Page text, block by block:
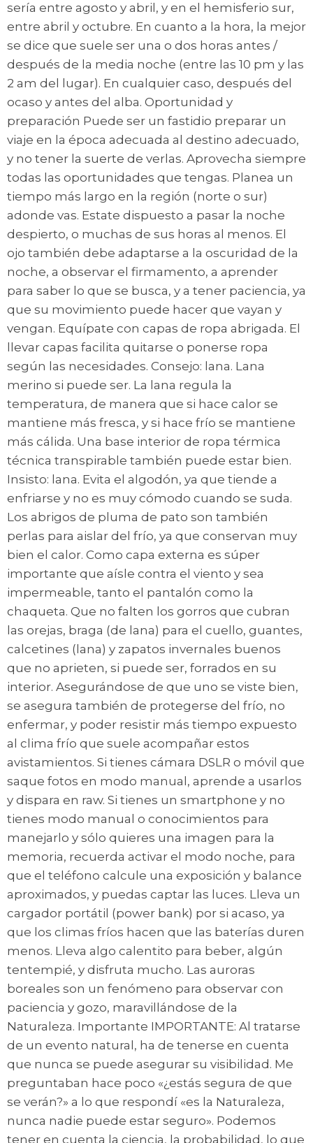
sería entre agosto y abril, y en el hemisferio sur,
entre abril y octubre. En cuanto a la hora, la mejor
se dice que suele ser una o dos horas antes /
después de la media noche (entre las 10 pm y las
2 am del lugar). En cualquier caso, después del
ocaso y antes del alba. Oportunidad y
preparación Puede ser un fastidio preparar un
viaje en la época adecuada al destino adecuado,
y no tener la suerte de verlas. Aprovecha siempre
todas las oportunidades que tengas. Planea un
tiempo más largo en la región (norte o sur)
adonde vas. Estate dispuesto a pasar la noche
despierto, o muchas de sus horas al menos. El
ojo también debe adaptarse a la oscuridad de la
noche, a observar el firmamento, a aprender
para saber lo que se busca, y a tener paciencia, ya
que su movimiento puede hacer que vayan y
vengan. Equípate con capas de ropa abrigada. El
llevar capas facilita quitarse o ponerse ropa
según las necesidades. Consejo: lana. Lana
merino si puede ser. La lana regula la
temperatura, de manera que si hace calor se
mantiene más fresca, y si hace frío se mantiene
más cálida. Una base interior de ropa térmica
técnica transpirable también puede estar bien.
Insisto: lana. Evita el algodón, ya que tiende a
enfriarse y no es muy cómodo cuando se suda.
Los abrigos de pluma de pato son también
perlas para aislar del frío, ya que conservan muy
bien el calor. Como capa externa es súper
importante que aísle contra el viento y sea
impermeable, tanto el pantalón como la
chaqueta. Que no falten los gorros que cubran
las orejas, braga (de lana) para el cuello, guantes,
calcetines (lana) y zapatos invernales buenos
que no aprieten, si puede ser, forrados en su
interior. Asegurándose de que uno se viste bien,
se asegura también de protegerse del frío, no
enfermar, y poder resistir más tiempo expuesto
al clima frío que suele acompañar estos
avistamientos. Si tienes cámara DSLR o móvil que
saque fotos en modo manual, aprende a usarlos
y dispara en raw. Si tienes un smartphone y no
tienes modo manual o conocimientos para
manejarlo y sólo quieres una imagen para la
memoria, recuerda activar el modo noche, para
que el teléfono calcule una exposición y balance
aproximados, y puedas captar las luces. Lleva un
cargador portátil (power bank) por si acaso, ya
que los climas fríos hacen que las baterías duren
menos. Lleva algo calentito para beber, algún
tentempié, y disfruta mucho. Las auroras
boreales son un fenómeno para observar con
paciencia y gozo, maravillándose de la
Naturaleza. Importante IMPORTANTE: Al tratarse
de un evento natural, ha de tenerse en cuenta
que nunca se puede asegurar su visibilidad. Me
preguntaban hace poco «¿estás segura de que
se verán?» a lo que respondí «es la Naturaleza,
nunca nadie puede estar seguro». Podemos
tener en cuenta la ciencia, la probabilidad, lo que